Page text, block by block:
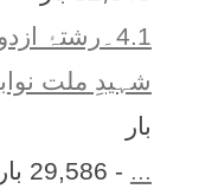
4.1۔رشتۂ ازدواج
شہیدِ ملت
بار
- 29,586 بار